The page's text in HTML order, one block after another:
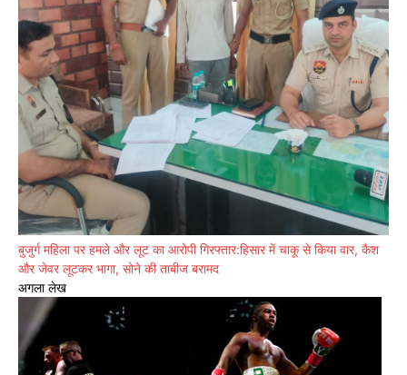
बुजुर्ग महिला पर हमले और लूट का आरोपी गिरफ्तार:हिसार में चाकू से किया वार, कैश
और जेवर लूटकर भागा, सोने की ताबीज बरामद
अगला लेख